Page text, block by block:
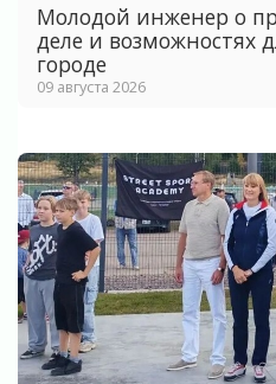
Молодой инженер о
деле и возможностях
городе
09 августа 2026